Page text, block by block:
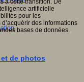
à cette transition. De
artificielle
pour les
des informations
bases de données.
de photos